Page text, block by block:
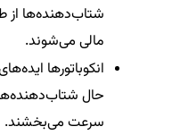
شتاب‌دهنده‌ها
مالی می‌شوند.
انکوباتورها
حال
سرعت می‌بخشند.